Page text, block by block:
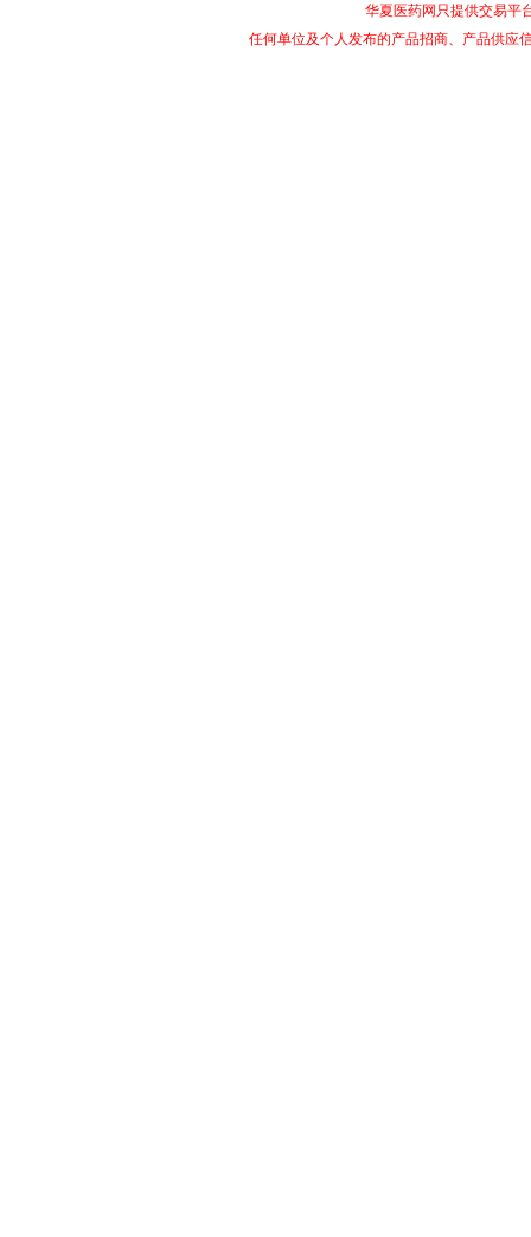
华夏医药网只提供交易平
任何单位及个人发布的产品招商、产品供应